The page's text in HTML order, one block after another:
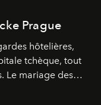
Prague
hôtelières,
tchèque, tout
Le mariage des